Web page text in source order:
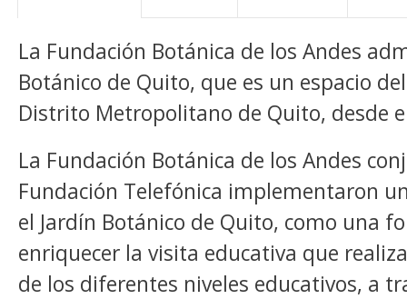
La Fundación Botánica de los Andes
Botánico de Quito, que es un espacio
Distrito Metropolitano de Quito, desde
La Fundación Botánica de los Andes
Fundación Telefónica implementaron
el Jardín Botánico de Quito, como una
enriquecer la visita educativa que
de los diferentes niveles educativos, a